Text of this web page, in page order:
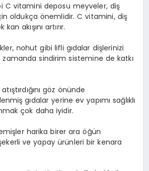
C vitamini deposu meyveler, diş
oldukça önemlidir. C vitamini, diş
akışını artırır.
nohut gibi lifli gıdalar dişlerinizi
zamanda sindirim sistemine de katkı
göz önünde
gıdalar yerine ev yapımı sağlıklı
çok daha iyidir.
harika birer ara öğün
ve yapay ürünleri bir kenara